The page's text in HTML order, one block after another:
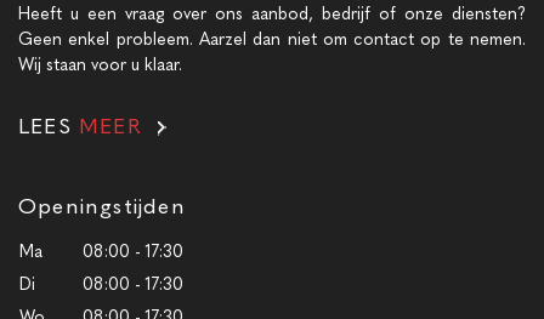
Heeft u een vraag over ons aanbod, bedrijf of onze diensten?
Geen enkel probleem. Aarzel dan niet om contact op te nemen.
Wij staan voor u klaar.
LEES MEER
Openingstijden
Ma
08:00 - 17:30
Di
08:00 - 17:30